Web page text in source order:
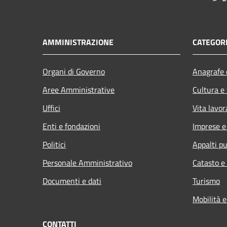
AMMINISTRAZIONE
Organi di Governo
Aree Amministrative
Uffici
Enti e fondazioni
Politici
Personale Amministrativo
Documenti e dati
Cultura
Vita
Imprese
Appalti
Catasto
Turismo
Mobilità
CONTATTI